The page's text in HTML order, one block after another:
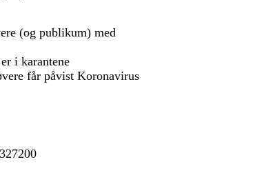
(og publikum) med
i karantene
får påvist Koronavirus